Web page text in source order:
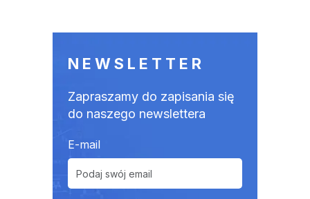
NEWSLETTER
Zapraszamy do zapisania się
do naszego newslettera
E-mail